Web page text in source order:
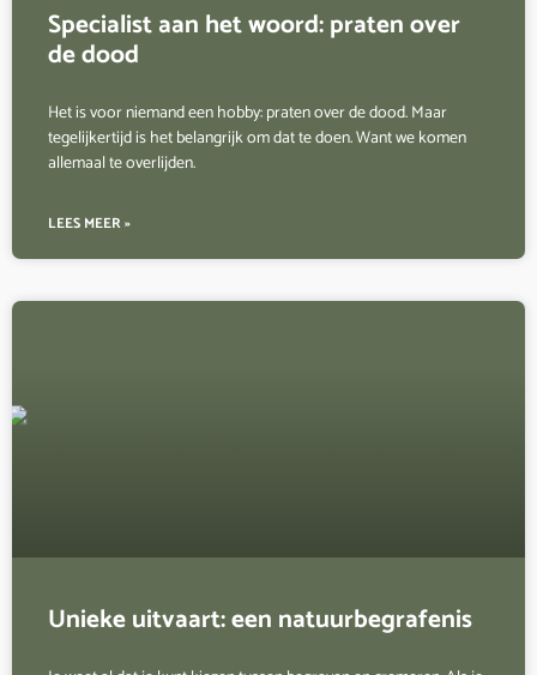
Specialist aan het woord: praten over
de dood
Het is voor niemand een hobby: praten over de dood. Maar
tegelijkertijd is het belangrijk om dat te doen. Want we komen
allemaal te overlijden.
LEES MEER »
Unieke uitvaart: een natuurbegrafenis